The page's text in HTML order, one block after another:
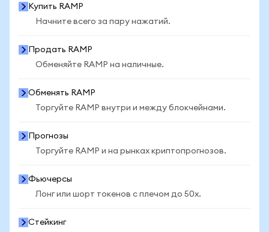
Купить RAMP
Начните всего за пару нажатий.
Продать RAMP
Обменяйте RAMP на наличные.
Обменять RAMP
Торгуйте RAMP внутри и между блокчейнами.
Прогнозы
Торгуйте RAMP и на рынках криптопрогнозов.
Фьючерсы
Лонг или шорт токенов с плечом до 50x.
Стейкинг